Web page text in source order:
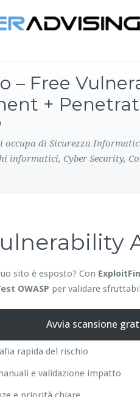
– Free
+
occupa di Sicurezza
informatici, Cyber Security,
sito è esposto? Con
OWASP per validare
Avvia scansione
rapida del rischio
e validazione impatto